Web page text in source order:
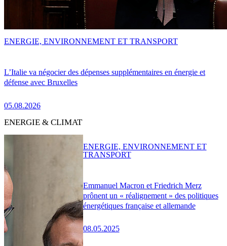
L’Italie va négocier des dépenses supplémentaires en énergie et
défense avec Bruxelles
05.08.2026
ENERGIE, ENVIRONNEMENT ET TRANSPORT
ENERGIE & CLIMAT
Emmanuel Macron et Friedrich Merz
prônent un « réalignement » des politiques
énergétiques française et allemande
08.05.2025
ENERGIE, ENVIRONNEMENT ET
TRANSPORT